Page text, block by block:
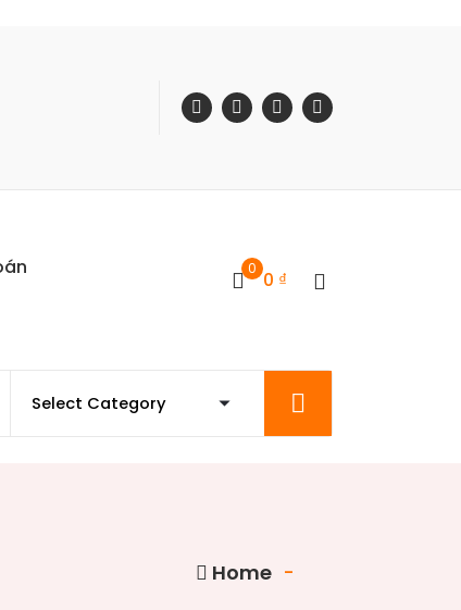
0 0 ₫
Home -